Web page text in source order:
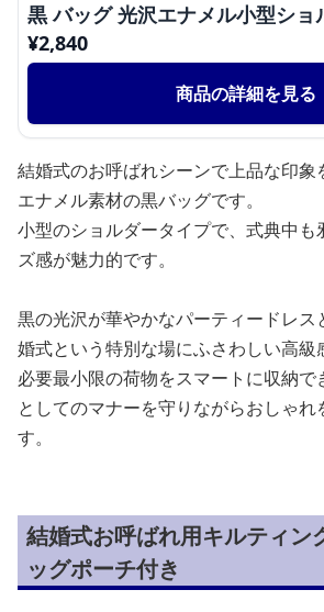
黒 バッグ 光沢エナメル小型ショ
¥2,840
商品の詳細を見る
結婚式のお呼ばれシーンで上品な印象
エナメル素材の黒バッグです。
小型のショルダータイプで、式典中も
ズ感が魅力的です。
黒の光沢が華やかなパーティードレス
婚式という特別な場にふさわしい高級
必要最小限の荷物をスマートに収納で
としてのマナーを守りながらおしゃ
す。
結婚式お呼ばれ用キルティン
ッグポーチ付き